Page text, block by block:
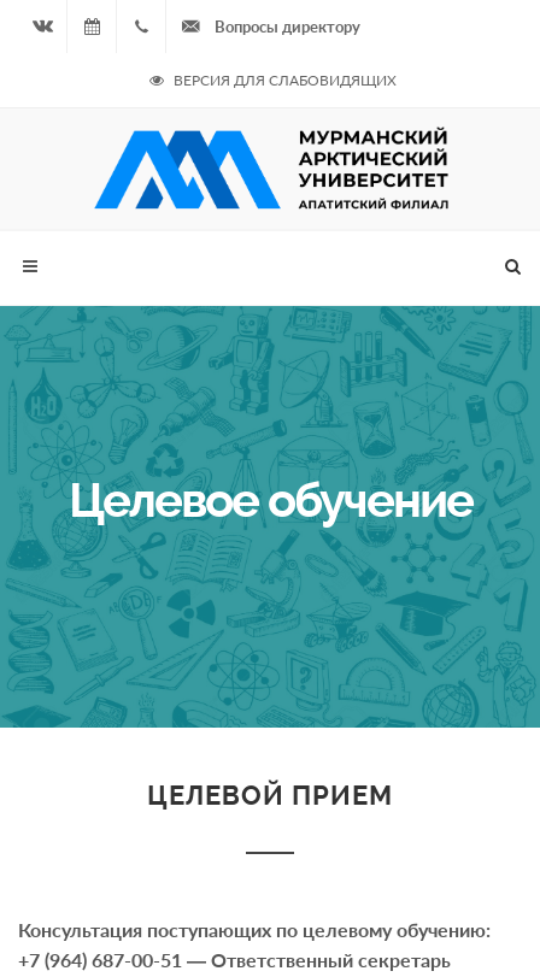
07.08.2026
- Чётная
неделя
964
687
Вопросы директору
ВЕРСИЯ ДЛЯ СЛАБОВИДЯЩИХ
Целевое обучение
ЦЕЛЕВОЙ ПРИЕМ
Консультация поступающих по целевому обучению:
+7 (964) 687-00-51 — Ответственный секретарь